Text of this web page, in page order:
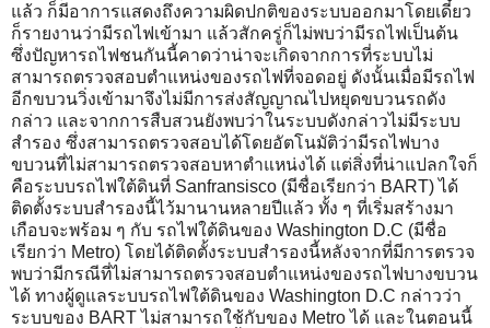
แล้ว ก็มีอาการแสดงถึงความผิดปกติของระบบออกมาโดยเดี๋ยว
ก็รายงานว่ามีรถไฟเข้ามา แล้วสักครู่ก็ไม่พบว่ามีรถไฟเป็นต้น
ซึ่งปัญหารถไฟชนกันนี้คาดว่าน่าจะเกิดจากการที่ระบบไม่
สามารถตรวจสอบตำแหน่งของรถไฟที่จอดอยู่ ดังนั้นเมื่อมีรถไฟ
อีกขบวนวิ่งเข้ามาจึงไม่มีการส่งสัญญาณไปหยุดขบวนรถดัง
กล่าว และจากการสืบสวนยังพบว่าในระบบดังกล่าวไม่มีระบบ
สำรอง ซึ่งสามารถตรวจสอบได้โดยอัตโนมัติว่ามีรถไฟบาง
ขบวนที่ไม่สามารถตรวจสอบหาตำแหน่งได้ แต่สิ่งที่น่าแปลกใจก็
คือระบบรถไฟใต้ดินที่ Sanfransisco (มีชื่อเรียกว่า BART) ได้
ติดตั้งระบบสำรองนี้ไว้มานานหลายปีแล้ว ทั้ง ๆ ที่เริ่มสร้างมา
เกือบจะพร้อม ๆ กับ รถไฟใต้ดินของ Washington D.C (มีชื่อ
เรียกว่า Metro) โดยได้ติดตั้งระบบสำรองนี้หลังจากที่มีการตรวจ
พบว่ามีกรณีที่ไม่สามารถตรวจสอบตำแหน่งของรถไฟบางขบวน
ได้ ทางผู้ดูแลระบบรถไฟใต้ดินของ Washington D.C กล่าวว่า
ระบบของ BART ไม่สามารถใช้กับของ Metro ได้ และในตอนนี้